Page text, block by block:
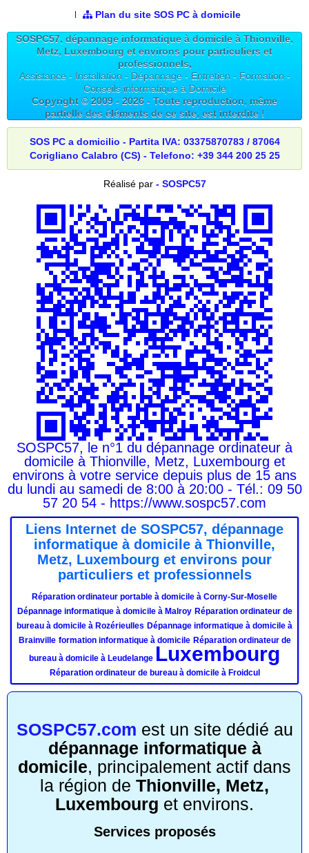
Plan du site SOS PC à domicile
SOSPC57, dépannage informatique à domicile à Thionville,
Metz, Luxembourg et environs pour particuliers et
professionnels,
Assistance - Installation - Dépannage - Entretien - Formation -
Conseils informatique à Domicile
Copyright © 2009 - 2026 - Toute reproduction, même
partielle des éléments de ce site, est interdite !
SOS PC a domicilio - Partita IVA: 03375870783 / 87064
Corigliano Calabro (CS) - Telefono: +39 344 200 25 25
Réalisé par - SOSPC57
SOSPC57, le n°1 du dépannage ordinateur à
domicile à Thionville, Metz, Luxembourg et
environs à votre service depuis plus de 15 ans
du lundi au samedi de 8:00 à 20:00 - Tél.: 09 50
57 20 54 - https://www.sospc57.com
Liens Internet de SOSPC57, dépannage
informatique à domicile à Thionville,
Metz, Luxembourg et environs pour
particuliers et professionnels
Réparation ordinateur portable à domicile à Corny-Sur-Moselle
Dépannage informatique à domicile à Malroy Réparation ordinateur de
bureau à domicile à Rozérieulles Dépannage informatique à domicile à
Brainville formation informatique à domicile Réparation ordinateur de
bureau à domicile à Leudelange Luxembourg
Réparation ordinateur de bureau à domicile à Froidcul
SOSPC57.com est un site dédié au
dépannage informatique à
domicile, principalement actif dans
la région de Thionville, Metz,
Luxembourg et environs.
Services proposés